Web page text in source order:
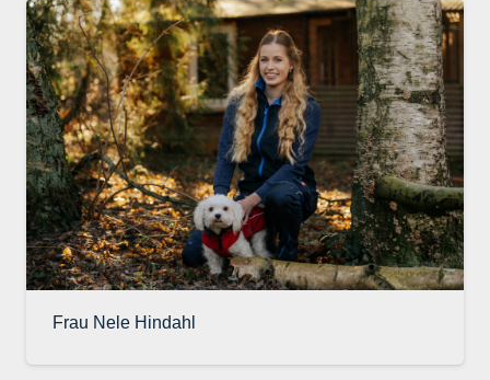
Frau Nele Hindahl